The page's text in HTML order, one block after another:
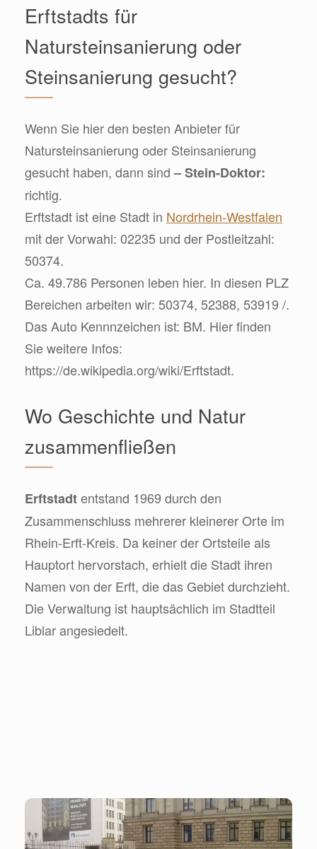
Erftstadts für
Natursteinsanierung oder
Steinsanierung gesucht?
Wenn Sie hier den besten Anbieter für
Natursteinsanierung oder Steinsanierung
gesucht haben, dann sind– Stein-Doktor:
richtig.
Erftstadt ist eine Stadt in Nordrhein-Westfalen
mit der Vorwahl: 02235 und der Postleitzahl:
50374.
Ca. 49.786 Personen leben hier. In diesen PLZ
Bereichen arbeiten wir: 50374, 52388, 53919 /.
Das Auto Kennnzeichen ist: BM. Hier finden
Sie weitere Infos:
https://de.wikipedia.org/wiki/Erftstadt.
Wo Geschichte und Natur
zusammenfließen
Erftstadtentstand 1969 durch den
Zusammenschluss mehrerer kleinerer Orte im
Rhein-Erft-Kreis. Da keiner der Ortsteile als
Hauptort hervorstach, erhielt die Stadt ihren
Namen von der Erft, die das Gebiet durchzieht.
Die Verwaltung ist hauptsächlich im Stadtteil
Liblar angesiedelt.